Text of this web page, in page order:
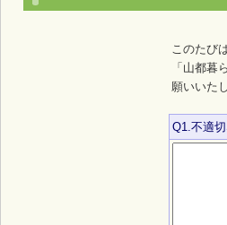
このたび
「山都暮
願いいた
Q1.不適